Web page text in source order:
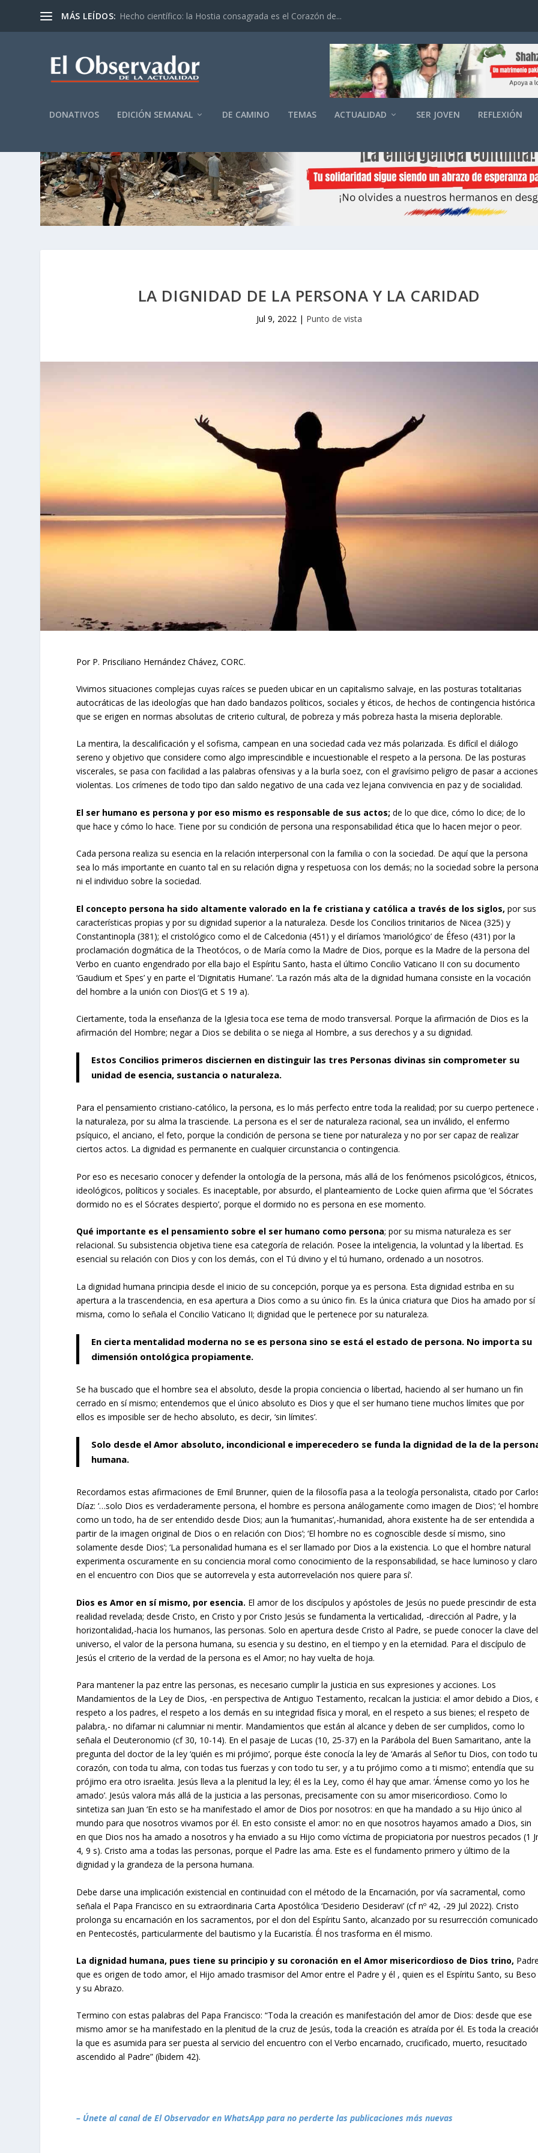
MÁS LEÍDOS: Hecho científico: la Hostia consagrada es el Corazón de...
DONATIVOS EDICIÓN SEMANAL DE CAMINO TEMAS ACTUALIDAD SER JOVEN REFLEXIÓN
LA DIGNIDAD DE LA PERSONA Y LA CARIDAD
Jul 9, 2022| Punto de vista
Por P. Prisciliano Hernández Chávez, CORC.
Vivimos situaciones complejas cuyas raíces se pueden ubicar en un capitalismo salvaje, en las posturas totalitarias
autocráticas de las ideologías que han dado bandazos políticos, sociales y éticos, de hechos de contingencia histórica
que se erigen en normas absolutas de criterio cultural, de pobreza y más pobreza hasta la miseria deplorable.
La mentira, la descalificación y el sofisma, campean en una sociedad cada vez más polarizada. Es difícil el diálogo
sereno y objetivo que considere como algo imprescindible e incuestionable el respeto a la persona. De las posturas
viscerales, se pasa con facilidad a las palabras ofensivas y a la burla soez, con el gravísimo peligro de pasar a acciones
violentas. Los crímenes de todo tipo dan saldo negativo de una cada vez lejana convivencia en paz y de socialidad.
El ser humano es persona y por eso mismo es responsable de sus actos; de lo que dice, cómo lo dice; de lo
que hace y cómo lo hace. Tiene por su condición de persona una responsabilidad ética que lo hacen mejor o peor.
Cada persona realiza su esencia en la relación interpersonal con la familia o con la sociedad. De aquí que la persona
sea lo más importante en cuanto tal en su relación digna y respetuosa con los demás; no la sociedad sobre la
ni el individuo sobre la sociedad.
El concepto persona ha sido altamente valorado en la fe cristiana y católica a través de los siglos, por sus
características propias y por su dignidad superior a la naturaleza. Desde los Concilios trinitarios de Nicea (325) y
Constantinopla (381); el cristológico como el de Calcedonia (451) y el diríamos ‘mariológico’ de Éfeso (431) por la
proclamación dogmática de la Theotócos, o de María como la Madre de Dios, porque es la Madre de la persona del
Verbo en cuanto engendrado por ella bajo el Espíritu Santo, hasta el último Concilio Vaticano II con su documento
‘Gaudium et Spes’ y en parte el ‘Dignitatis Humane’. ‘La razón más alta de la dignidad humana consiste en la vocación
del hombre a la unión con Dios’(G et S 19 a).
Ciertamente, toda la enseñanza de la Iglesia toca ese tema de modo transversal. Porque la afirmación de Dios es la
afirmación del Hombre; negar a Dios se debilita o se niega al Hombre, a sus derechos y a su dignidad.
Estos Concilios primeros disciernen en distinguir las tres Personas divinas sin comprometer su
unidad de esencia, sustancia o naturaleza.
Para el pensamiento cristiano-católico, la persona, es lo más perfecto entre toda la realidad; por su cuerpo pertenece
la naturaleza, por su alma la trasciende. La persona es el ser de naturaleza racional, sea un inválido, el enfermo
psíquico, el anciano, el feto, porque la condición de persona se tiene por naturaleza y no por ser capaz de realizar
ciertos actos. La dignidad es permanente en cualquier circunstancia o contingencia.
Por eso es necesario conocer y defender la ontología de la persona, más allá de los fenómenos psicológicos, étnicos,
ideológicos, políticos y sociales. Es inaceptable, por absurdo, el planteamiento de Locke quien afirma que ‘el Sócrates
dormido no es el Sócrates despierto’, porque el dormido no es persona en ese momento.
Qué importante es el pensamiento sobre el ser humano como persona; por su misma naturaleza es ser
relacional. Su subsistencia objetiva tiene esa categoría de relación. Posee la inteligencia, la voluntad y la libertad. Es
esencial su relación con Dios y con los demás, con el Tú divino y el tú humano, ordenado a un nosotros.
La dignidad humana principia desde el inicio de su concepción, porque ya es persona. Esta dignidad estriba en su
apertura a la trascendencia, en esa apertura a Dios como a su único fin. Es la única criatura que Dios ha amado por sí
misma, como lo señala el Concilio Vaticano II; dignidad que le pertenece por su naturaleza.
En cierta mentalidad moderna no se es persona sino se está el estado de persona. No importa su
dimensión ontológica propiamente.
Se ha buscado que el hombre sea el absoluto, desde la propia conciencia o libertad, haciendo al ser humano un fin
cerrado en sí mismo; entendemos que el único absoluto es Dios y que el ser humano tiene muchos límites que por
ellos es imposible ser de hecho absoluto, es decir, ‘sin límites’.
Solo desde el Amor absoluto, incondicional e imperecedero se funda la dignidad de la de la
humana.
Recordamos estas afirmaciones de Emil Brunner, quien de la filosofía pasa a la teología personalista, citado por
Díaz: ‘…solo Dios es verdaderamente persona, el hombre es persona análogamente como imagen de Dios’; ‘el
como un todo, ha de ser entendido desde Dios; aun la ‘humanitas’,-humanidad, ahora existente ha de ser entendida a
partir de la imagen original de Dios o en relación con Dios’; ‘El hombre no es cognoscible desde sí mismo, sino
solamente desde Dios’; ‘La personalidad humana es el ser llamado por Dios a la existencia. Lo que el hombre natural
experimenta oscuramente en su conciencia moral como conocimiento de la responsabilidad, se hace luminoso y claro
en el encuentro con Dios que se autorrevela y esta autorrevelación nos quiere para sí’.
Dios es Amor en sí mismo, por esencia. El amor de los discípulos y apóstoles de Jesús no puede prescindir de esta
realidad revelada; desde Cristo, en Cristo y por Cristo Jesús se fundamenta la verticalidad, -dirección al Padre, y la
horizontalidad,-hacia los humanos, las personas. Solo en apertura desde Cristo al Padre, se puede conocer la clave del
universo, el valor de la persona humana, su esencia y su destino, en el tiempo y en la eternidad. Para el discípulo de
Jesús el criterio de la verdad de la persona es el Amor; no hay vuelta de hoja.
Para mantener la paz entre las personas, es necesario cumplir la justicia en sus expresiones y acciones. Los
Mandamientos de la Ley de Dios, -en perspectiva de Antiguo Testamento, recalcan la justicia: el amor debido a Dios,
respeto a los padres, el respeto a los demás en su integridad física y moral, en el respeto a sus bienes; el respeto de
palabra,- no difamar ni calumniar ni mentir. Mandamientos que están al alcance y deben de ser cumplidos, como lo
señala el Deuteronomio (cf 30, 10-14). En el pasaje de Lucas (10, 25-37) en la Parábola del Buen Samaritano, ante la
pregunta del doctor de la ley ‘quién es mi prójimo’, porque éste conocía la ley de ‘Amarás al Señor tu Dios, con todo tu
corazón, con toda tu alma, con todas tus fuerzas y con todo tu ser, y a tu prójimo como a ti mismo’; entendía que su
prójimo era otro israelita. Jesús lleva a la plenitud la ley; él es la Ley, como él hay que amar. ‘Ámense como yo los he
amado’. Jesús valora más allá de la justicia a las personas, precisamente con su amor misericordioso. Como lo
sintetiza san Juan ‘En esto se ha manifestado el amor de Dios por nosotros: en que ha mandado a su Hijo único al
mundo para que nosotros vivamos por él. En esto consiste el amor: no en que nosotros hayamos amado a Dios, sin
en que Dios nos ha amado a nosotros y ha enviado a su Hijo como víctima de propiciatoria por nuestros pecados (1
4, 9 s). Cristo ama a todas las personas, porque el Padre las ama. Este es el fundamento primero y último de la
dignidad y la grandeza de la persona humana.
Debe darse una implicación existencial en continuidad con el método de la Encarnación, por vía sacramental, como
señala el Papa Francisco en su extraordinaria Carta Apostólica ‘Desiderio Desideravi’ (cf nº 42, -29 Jul 2022). Cristo
prolonga su encarnación en los sacramentos, por el don del Espíritu Santo, alcanzado por su resurrección comunicado
en Pentecostés, particularmente del bautismo y la Eucaristía. Él nos trasforma en él mismo.
La dignidad humana, pues tiene su principio y su coronación en el Amor misericordioso de Dios trino,
que es origen de todo amor, el Hijo amado trasmisor del Amor entre el Padre y él , quien es el Espíritu Santo, su Beso
y su Abrazo.
Termino con estas palabras del Papa Francisco: “Toda la creación es manifestación del amor de Dios: desde que ese
mismo amor se ha manifestado en la plenitud de la cruz de Jesús, toda la creación es atraída por él. Es toda la
la que es asumida para ser puesta al servicio del encuentro con el Verbo encarnado, crucificado, muerto, resucitado
ascendido al Padre” (íbidem 42).
– Únete al canal de El Observador en WhatsApp para no perderte las publicaciones más nuevas